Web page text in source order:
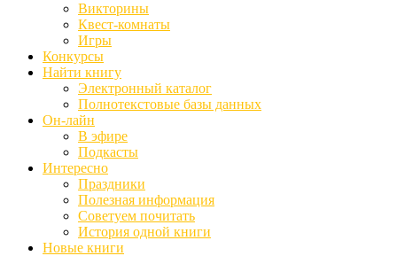
Викторины
Квест-комнаты
Игры
Конкурсы
Найти книгу
Электронный каталог
Полнотекстовые базы данных
Он-лайн
В эфире
Подкасты
Интересно
Праздники
Полезная информация
Советуем почитать
История одной книги
Новые книги